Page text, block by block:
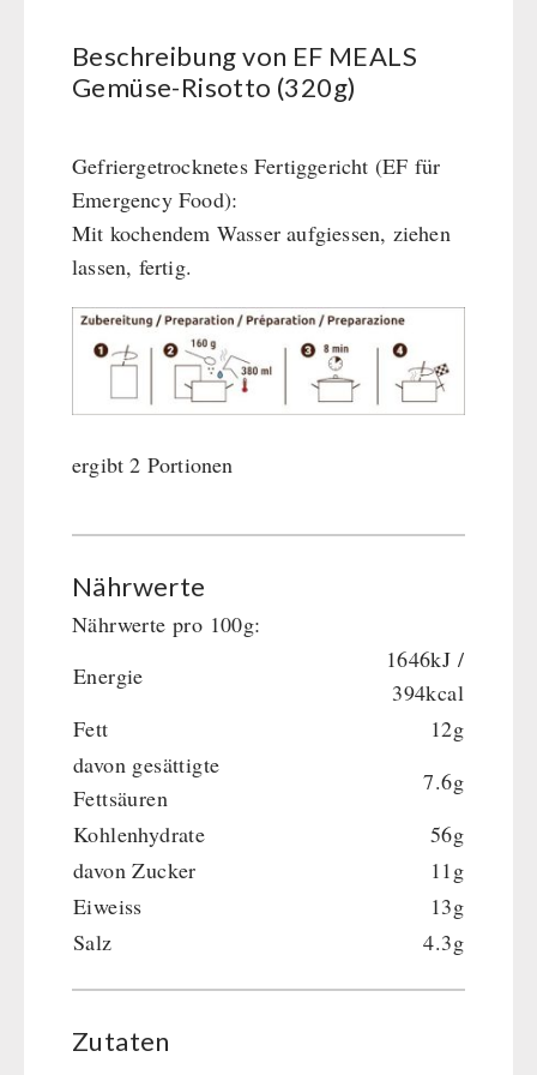
Atemschutz / ABC Schutzanzug
Gamma-Scout Geigerzähler
Notrationen
Trinkwasser
Suppen
Hauptmahlzeiten
Dessert
Ergänzungs-Pakete
Schutzraum-Ausrüstung
Beschreibung von EF MEALS
Gemüse-Risotto (320g)
Gefriergetrocknetes Fertiggericht (EF für
Emergency Food):
Mit kochendem Wasser aufgiessen, ziehen
lassen, fertig.
ergibt 2 Portionen
Nährwerte
Nährwerte pro 100g:
Energie
1646kJ /
394kcal
Fett
12g
davon gesättigte
Fettsäuren
7.6g
Kohlenhydrate
56g
davon Zucker
11g
Eiweiss
13g
Salz
4.3g
Zutaten